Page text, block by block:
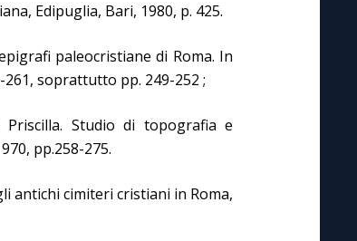
Edipuglia, Bari, 1980, p. 425.
paleocristiane di Roma. In
261, soprattutto pp. 249-252 ;
Studio di topografia e
pp.258-275.
antichi cimiteri cristiani in Roma,